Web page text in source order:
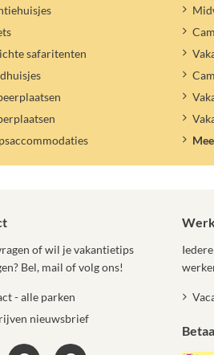
safaritenten
of wil je vakantietips
Bel, mail of volg ons!
- alle parken
nieuwsbrief